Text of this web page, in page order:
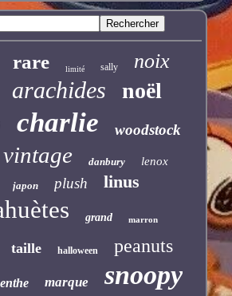
rare limité sally noix
arachides noël
charlie woodstock
vintage danbury lenox
japon plush linus
grand marron
taille halloween peanuts
marque snoopy